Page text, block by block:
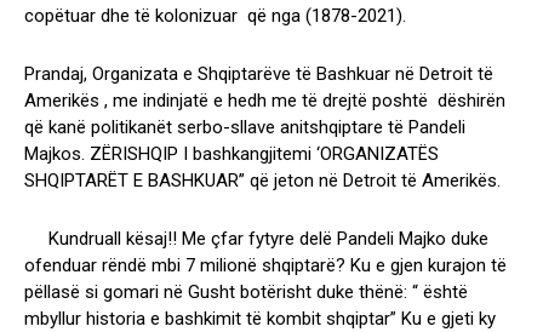
copëtuar dhe të kolonizuar që nga (1878-2021).
Prandaj, Organizata e Shqiptarëve të Bashkuar në Detroit të
Amerikës , me indinjatë e hedh me të drejtë poshtë dëshirën
që kanë politikanët serbo-sllave anitshqiptare të Pandeli
Majkos. ZËRISHQIP I bashkangjitemi ‘ORGANIZATËS
SHQIPTARËT E BASHKUAR” që jeton në Detroit të Amerikës.
Kundruall kësaj!! Me çfar fytyre delë Pandeli Majko duke
ofenduar rëndë mbi 7 milionë shqiptarë? Ku e gjen kurajon të
pëllasë si gomari në Gusht botërisht duke thënë: “ është
mbyllur historia e bashkimit të kombit shqiptar” Ku e gjeti ky